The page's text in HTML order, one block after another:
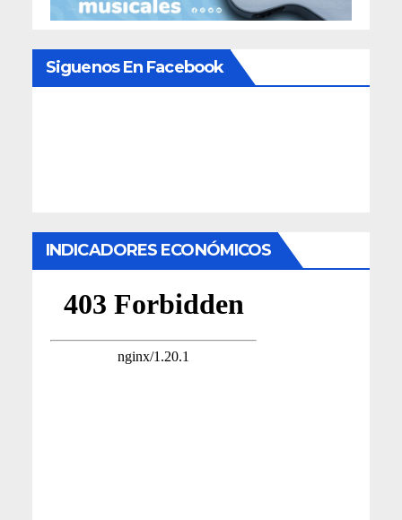
Siguenos En Facebook
INDICADORES ECONÓMICOS